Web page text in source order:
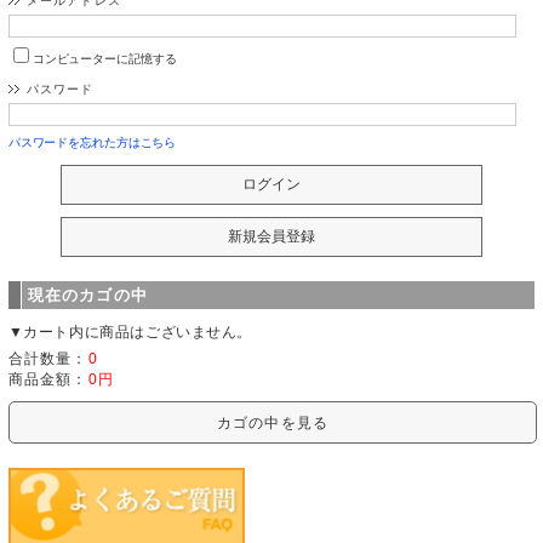
コンピューターに記憶する
パスワード
パスワードを忘れた方はこちら
現在のカゴの中
▼カート内に商品はございません。
合計数量： 0
商品金額： 0円
カゴの中を見る